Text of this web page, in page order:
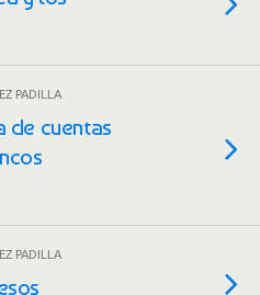
PADILLA
de cuentas
PADILLA